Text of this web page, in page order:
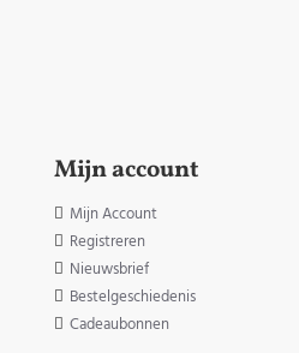
Mijn account
Mijn Account
Registreren
Nieuwsbrief
Bestelgeschiedenis
Cadeaubonnen